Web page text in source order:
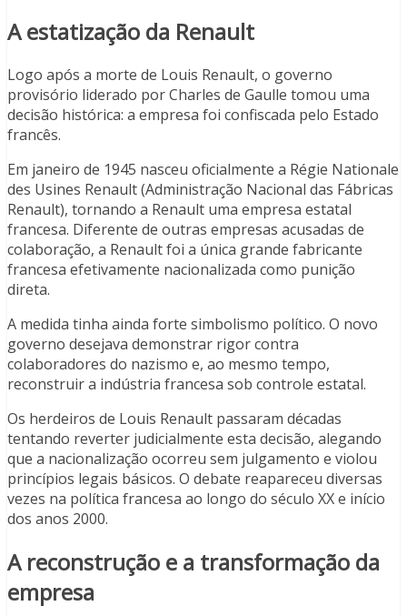
A estatização da Renault
Logo após a morte de Louis Renault, o governo
provisório liderado por Charles de Gaulle tomou uma
decisão histórica: a empresa foi confiscada pelo Estado
francês.
Em janeiro de 1945 nasceu oficialmente a Régie Nationale
des Usines Renault (Administração Nacional das Fábricas
Renault), tornando a Renault uma empresa estatal
francesa. Diferente de outras empresas acusadas de
colaboração, a Renault foi a única grande fabricante
francesa efetivamente nacionalizada como punição
direta.
A medida tinha ainda forte simbolismo político. O novo
governo desejava demonstrar rigor contra
colaboradores do nazismo e, ao mesmo tempo,
reconstruir a indústria francesa sob controle estatal.
Os herdeiros de Louis Renault passaram décadas
tentando reverter judicialmente esta decisão, alegando
que a nacionalização ocorreu sem julgamento e violou
princípios legais básicos. O debate reapareceu diversas
vezes na política francesa ao longo do século XX e início
dos anos 2000.
A reconstrução e a transformação da
empresa